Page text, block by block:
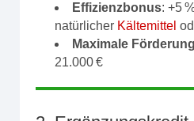
Effizienzbonus: +5
natürlicher Kältemittel
Maximale Förderung
21.000 €